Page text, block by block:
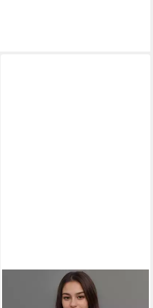
KANGAROOST-Shirt
HAPPINESS COMES großer